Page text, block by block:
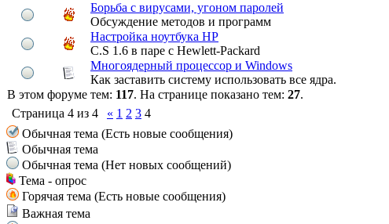
Борьба с вирусами, угоном паролей
Обсуждение методов и программ
Настройка ноутбука HP
C.S 1.6 в паре с Hewlett-Packard
Многоядерный процессор и Windows
Как заставить систему использовать все ядра.
В этом форуме тем: 117. На странице показано тем: 27.
Страница 4 из 4 « 1 2 3 4
Обычная тема (Есть новые сообщения)
Обычная тема
Обычная тема (Нет новых сообщений)
Тема - опрос
Горячая тема (Есть новые сообщения)
Важная тема